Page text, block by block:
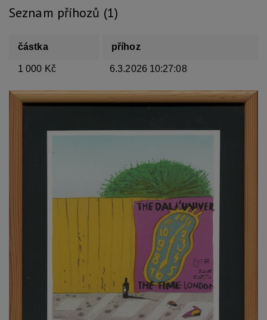
Seznam příhozů (1)
částka příhoz
1 000 Kč 6.3.2026 10:27:08